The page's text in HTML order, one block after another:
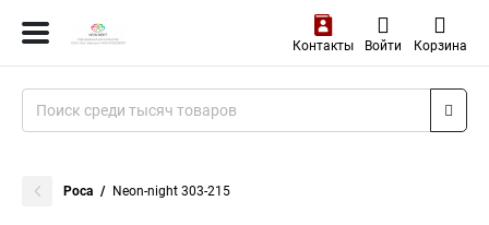
Контакты Войти Корзина
Роса Neon-night 303-215